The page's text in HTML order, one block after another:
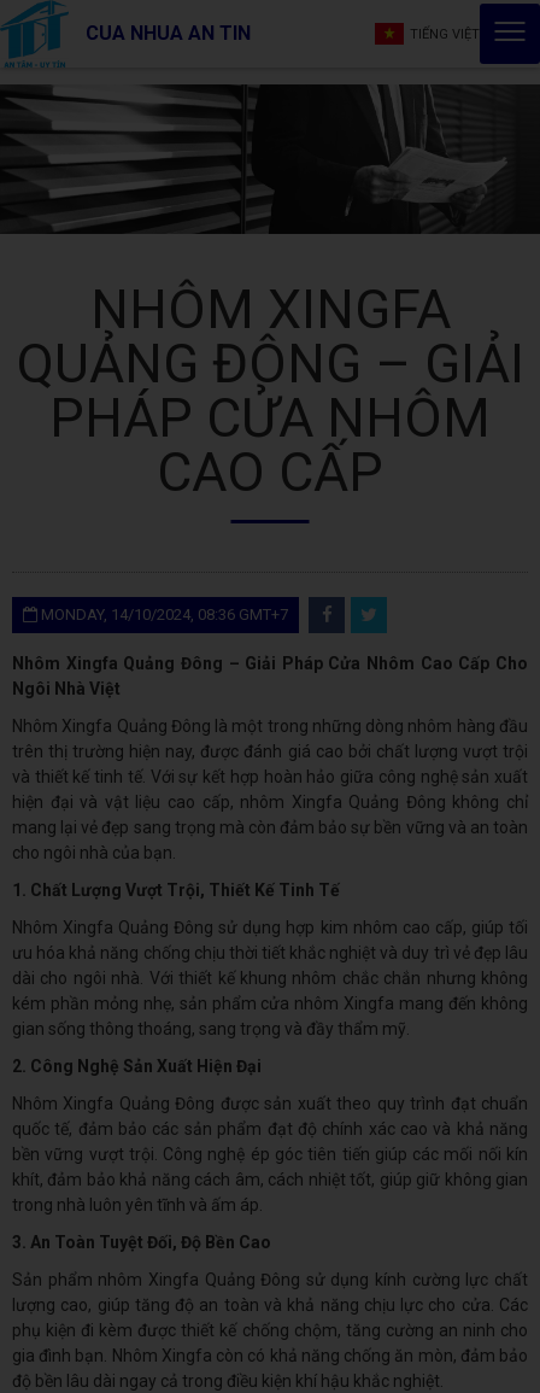
CUA NHUA AN TIN TIẾNG VIỆT
NHÔM XINGFA
QUẢNG ĐÔNG – GIẢI
PHÁP CỬA NHÔM
CAO CẤP
MONDAY, 14/10/2024, 08:36 GMT+7
Nhôm Xingfa Quảng Đông – Giải Pháp Cửa Nhôm Cao Cấp Cho
Ngôi Nhà Việt
Nhôm Xingfa Quảng Đông là một trong những dòng nhôm hàng đầu
trên thị trường hiện nay, được đánh giá cao bởi chất lượng vượt trội
và thiết kế tinh tế. Với sự kết hợp hoàn hảo giữa công nghệ sản xuất
hiện đại và vật liệu cao cấp, nhôm Xingfa Quảng Đông không chỉ
mang lại vẻ đẹp sang trọng mà còn đảm bảo sự bền vững và an toàn
cho ngôi nhà của bạn.
1. Chất Lượng Vượt Trội, Thiết Kế Tinh Tế
Nhôm Xingfa Quảng Đông sử dụng hợp kim nhôm cao cấp, giúp tối
ưu hóa khả năng chống chịu thời tiết khắc nghiệt và duy trì vẻ đẹp lâu
dài cho ngôi nhà. Với thiết kế khung nhôm chắc chắn nhưng không
kém phần mỏng nhẹ, sản phẩm cửa nhôm Xingfa mang đến không
gian sống thông thoáng, sang trọng và đầy thẩm mỹ.
2. Công Nghệ Sản Xuất Hiện Đại
Nhôm Xingfa Quảng Đông được sản xuất theo quy trình đạt chuẩn
quốc tế, đảm bảo các sản phẩm đạt độ chính xác cao và khả năng
bền vững vượt trội. Công nghệ ép góc tiên tiến giúp các mối nối kín
khít, đảm bảo khả năng cách âm, cách nhiệt tốt, giúp giữ không gian
trong nhà luôn yên tĩnh và ấm áp.
3. An Toàn Tuyệt Đối, Độ Bền Cao
Sản phẩm nhôm Xingfa Quảng Đông sử dụng kính cường lực chất
lượng cao, giúp tăng độ an toàn và khả năng chịu lực cho cửa. Các
phụ kiện đi kèm được thiết kế chống chộm, tăng cường an ninh cho
gia đình bạn. Nhôm Xingfa còn có khả năng chống ăn mòn, đảm bảo
độ bền lâu dài ngay cả trong điều kiện khí hậu khắc nghiệt.